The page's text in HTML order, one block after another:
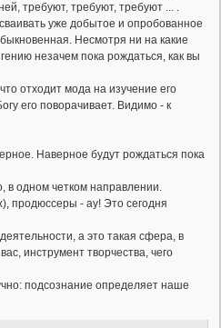
требуют, требуют, требуют ... .
уже добытое и опробованное
Несмотря ни на какие
незачем пока рождаться, как вы
отходит мода на изучение его
его поворачивает. Видимо - к
Наверное будут рождаться пока
в одном четком направлении.
продюссеры - ау! Это сегодня
а это такая сфера, в
инструмент творчества, чего
подсознание определяет наше